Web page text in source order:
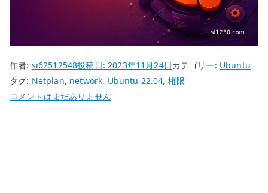
作者: si62512548投稿日:2023年11月24日カテゴリー: Ubuntu
タグ: Netplan, network, Ubuntu 22.04, 権限
Ubuntu
コメントはまだありません